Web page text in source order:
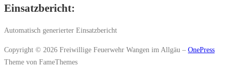
Einsatzbericht:
Automatisch generierter Einsatzbericht
Copyright © 2026 Freiwillige Feuerwehr Wangen im Allgäu – OnePress
Theme von FameThemes